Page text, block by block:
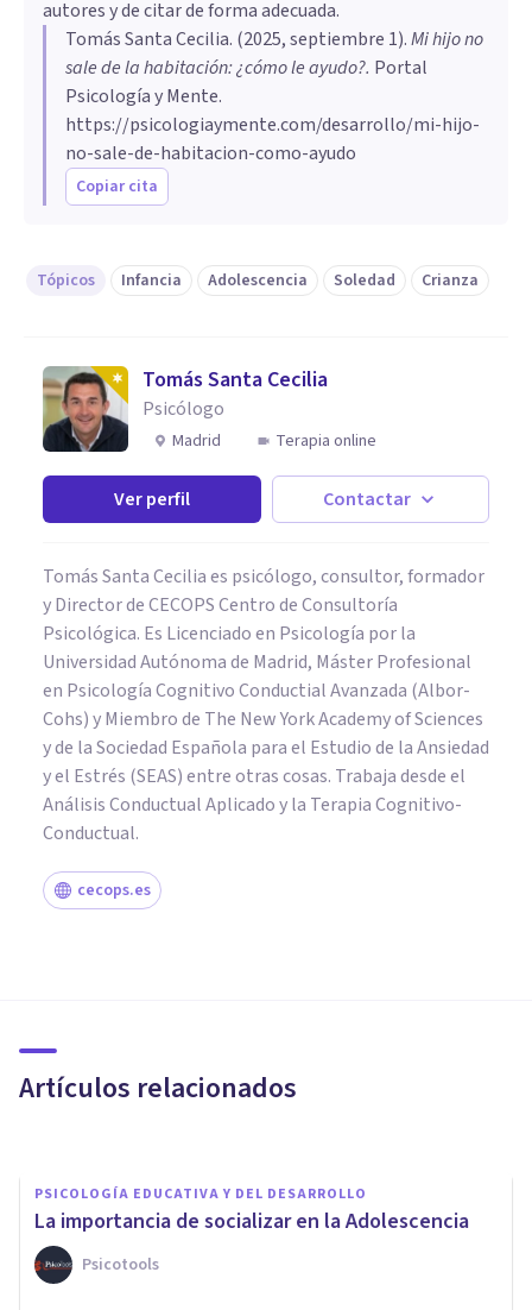
autores y de citar de forma adecuada.
Tomás Santa Cecilia. (2025, septiembre 1).Mi hijo no
sale de la habitación: ¿cómo le ayudo?. Portal
Psicología y Mente.
https://psicologiaymente.com/desarrollo/mi-hijo-
no-sale-de-habitacion-como-ayudo
Copiar cita
Tópicos Infancia Adolescencia Soledad Crianza
Tomás Santa Cecilia
Psicólogo
Madrid Terapia online
Ver perfil Contactar
Tomás Santa Cecilia es psicólogo, consultor, formador
y Director de CECOPS Centro de Consultoría
Psicológica. Es Licenciado en Psicología por la
Universidad Autónoma de Madrid, Máster Profesional
en Psicología Cognitivo Conductial Avanzada (Albor-
Cohs) y Miembro de The New York Academy of Sciences
y de la Sociedad Española para el Estudio de la Ansiedad
y el Estrés (SEAS) entre otras cosas. Trabaja desde el
Análisis Conductual Aplicado y la Terapia Cognitivo-
Conductual.
cecops.es
Artículos relacionados
a mi hija?
PSICOLOGÍA EDUCATIVA Y DEL DESARROLLO
La importancia de socializar en la Adolescencia
Psicotools